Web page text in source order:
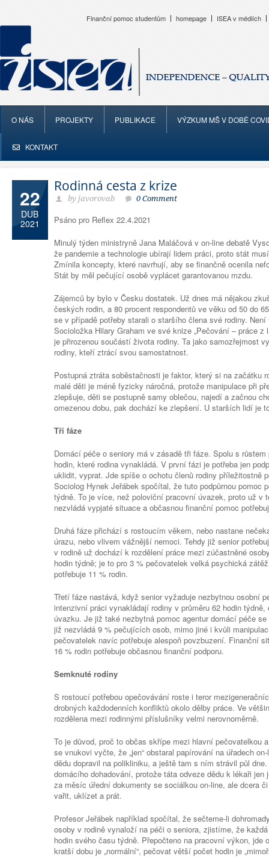
Finanční pomoc studentům homepage ISEA v médiích
O NÁS PROJEKTY PUBLIKACE VÝZKUM MŠ V DOBĚ
KONTAKT
22
DUB
2021
Rodinná cesta z krize
by javorovab 0 Comment
Psáno pro Reflex 22.4.2021
Minulý týden ministryně Jana Maláčová v on-line debatě
že pandemie a technologie ubírají lidem práci, proto stát
Zmínila koncepty, které navrhují, aby se finančně ocenila
Stát by měl pečující osobě vyplácet garantovanou mzdu.
Zájemců by bylo v Česku dostatek. Už dnes má nějakou
českých rodin, a 80 procent respondentů ve věku od 50 do
se v případě potřeby starali o staršího člena své rodiny.
Socioložka Hilary Graham ve své knize „Pečování – práce
je přirozenou součástí života rodiny. Ta jako samozřejmost
rodiny, kteří ztrácí svou samostatnost.
Postupná ztráta soběstačnosti je faktor, který si na začátku
malé děti je méně fyzicky náročná, protože manipulace při
zlepšuje, děti se postupně samy oblečou, najedí a začnou
omezenou dobu, pak dochází ke zlepšení. U starších lidí je
Tři fáze
Domácí péče o seniory má v zásadě tři fáze. Spolu s
hodin, které rodina vynakládá. V první fázi je potřeba jen
uklidit, vyprat. Jde spíše o ochotu členů rodiny příležitostně
Sociolog Hynek Jeřábek spočítal, že tuto podpůrnou pomoc
týdně. To je více, než poloviční pracovní úvazek, proto už v
nezvládá vypjaté situace a občasnou finanční pomoc
Druhá fáze přichází s rostoucím věkem, nebo nastane
úrazu, nebo vlivem vážnější nemoci. Tehdy již senior
v rodině už dochází k rozdělení práce mezi zúčastněné
hodin týdně; je to pro 3 % pečovatelek velká psychická
potřebuje 11 % rodin.
Třetí fáze nastává, když senior vyžaduje nezbytnou osobní
intenzivní práci vynakládají rodiny v průměru 62 hodin
úvazku. Je již také nezbytná pomoc agentur domácí péče
již nezvládá 9 % pečujících osob, mimo jiné i kvůli
pečovatelek navíc potřebuje alespoň povzbuzení. Finanční
16 % rodin potřebuje občasnou finanční podporu.
Semknuté rodiny
S rostoucí potřebou opečovávání roste i teror
drobných každodenních konfliktů okolo dělby práce. Ve
rozdělena mezi rodinnými příslušníky velmi nerovnoměrně.
To je důvod, proč to občas skřípe mezi hlavní pečovatelkou
se vnukovi vyčte, že „jen“ obstaral papírování na úřadech
dědu dopravil na polikliniku, a ještě tam s ním strávil půl
domácího dohadování, protože táta odveze dědu k lékaři
za měsíc úřední dokumenty se sociálkou on-line, ale dcera
vařit, uklízet a prát.
Profesor Jeřábek například spočítal, že sečteme-li
osoby v rodině vynaloží na péči o seniora, zjistíme, že
hodin svého času týdně. Přepočteno na pracovní výkon, jde
kratší dobu je „normální“, pečovat větší počet hodin je